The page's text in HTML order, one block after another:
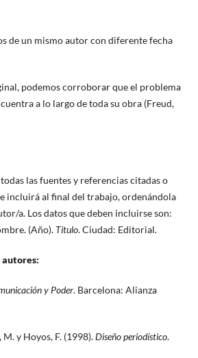
de un mismo autor con diferente fecha
podemos corroborar que el problema
a lo largo de toda su obra (Freud,
las fuentes y referencias citadas o
incluirá al final del trabajo, ordenándola
a. Los datos que deben incluirse son:
(Año). Titulo. Ciudad: Editorial.
autores:
y Poder. Barcelona: Alianza
M. y Hoyos, F. (1998).Diseño periodístico.